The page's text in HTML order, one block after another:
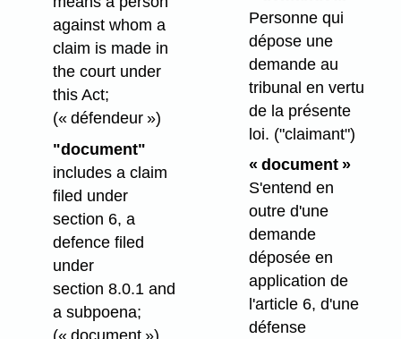
against whom a
claim is made in
the court under
this Act;
(« défendeur »)
"document"
includes a claim
filed under
section 6, a
defence filed
under
section 8.0.1 and
a subpoena;
Personne qui
dépose une
demande au
tribunal en vertu
de la présente
loi. ("claimant")
« document »
S'entend en
outre d'une
demande
déposée en
application de
l'article 6, d'une
défense